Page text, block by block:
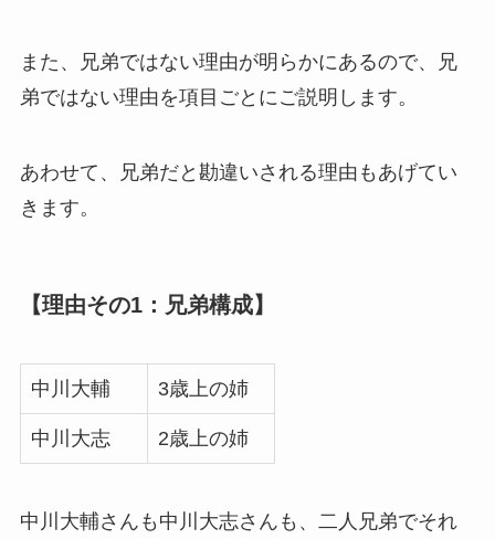
また、兄弟ではない理由が明らかにあるので、兄
弟ではない理由を項目ごとにご説明します。
あわせて、兄弟だと勘違いされる理由もあげてい
きます。
【理由その1：兄弟構成】
中川大輔 3歳上の姉
中川大志 2歳上の姉
中川大輔さんも中川大志さんも、二人兄弟でそれ